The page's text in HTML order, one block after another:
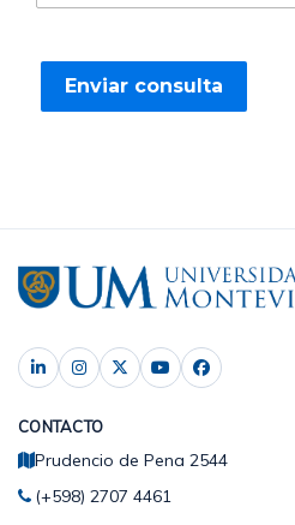
CONTACTO
Prudencio de Pena 2544
(+598) 2707 4461